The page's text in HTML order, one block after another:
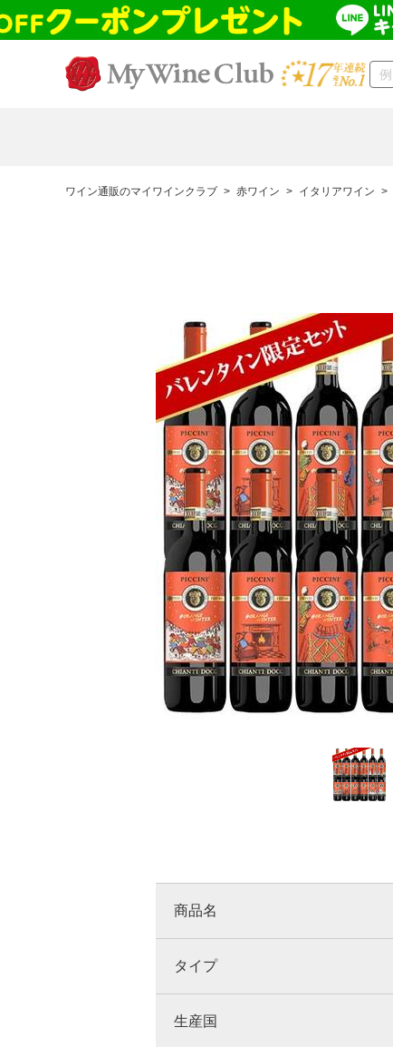
ワイン通販のマイワインクラブ > 赤ワイン > イタリアワイン >
商品名
タイプ
生産国